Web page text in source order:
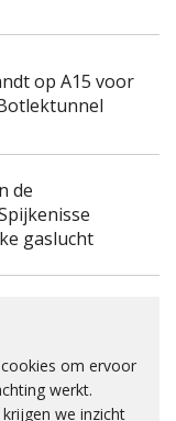
op A15 voor
de
gaslucht
om ervoor
werkt.
we inzicht